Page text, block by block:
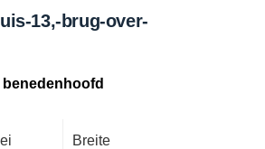
13,-brug-over-
Breite